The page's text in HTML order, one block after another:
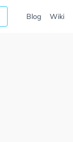
Blog Wiki